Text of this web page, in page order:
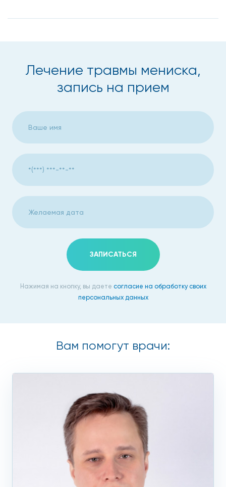
Лечение травмы мениска,
запись на прием
ЗАПИСАТЬСЯ
Нажимая на кнопку, вы даете согласие на обработку своих
персональных данных
Вам помогут врачи: